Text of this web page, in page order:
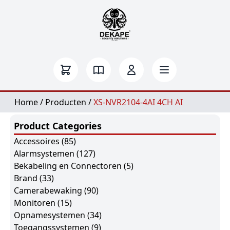
Home/ Producten /XS-NVR2104-4AI 4CH AI
Product Categories
Accessoires (85)
Alarmsystemen (127)
Bekabeling en Connectoren (5)
Brand (33)
Camerabewaking (90)
Monitoren (15)
Opnamesystemen (34)
Toegangssystemen (9)